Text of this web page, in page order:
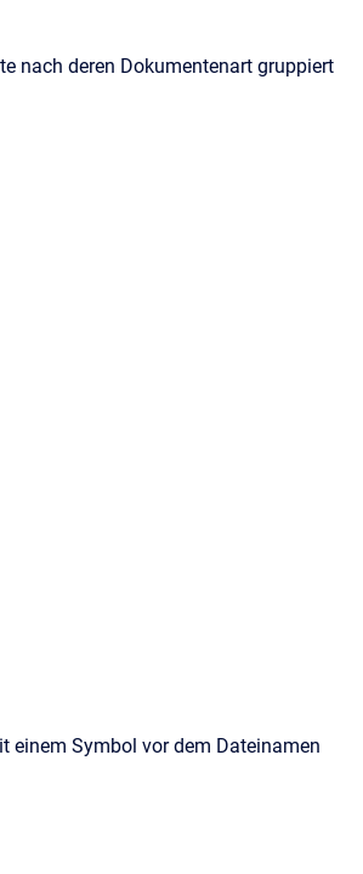
nach deren Dokumentenart gruppiert
einem Symbol vor dem Dateinamen